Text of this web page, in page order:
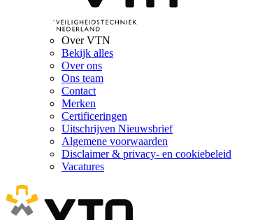
Over VTN
Bekijk alles
Over ons
Ons team
Contact
Merken
Certificeringen
Uitschrijven Nieuwsbrief
Algemene voorwaarden
Disclaimer & privacy- en cookiebeleid
Vacatures